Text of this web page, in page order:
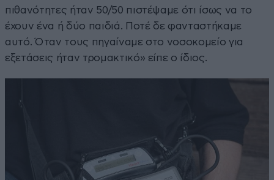
πιθανότητες ήταν 50/50 πιστέψαμε ότι ίσως να το
έχουν ένα ή δύο παιδιά. Ποτέ δε φανταστήκαμε
αυτό. Όταν τους πηγαίναμε στο νοσοκομείο για
εξετάσεις ήταν τρομακτικό» είπε ο ίδιος.